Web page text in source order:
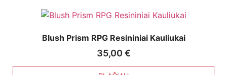
Blush Prism RPG Resininiai Kauliukai
35,00 €